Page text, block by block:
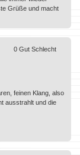
Grüße und macht
feinen Klang, also
ausstrahlt und die
0 Gut Schlecht